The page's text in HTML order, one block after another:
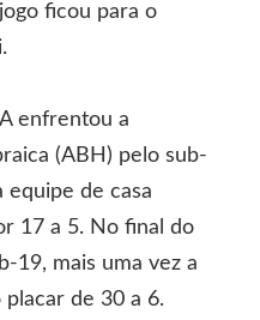
ficou para o
enfrentou a
(ABH) pelo sub-
equipe de casa
17 a 5. No final do
19, mais uma vez a
de 30 a 6.